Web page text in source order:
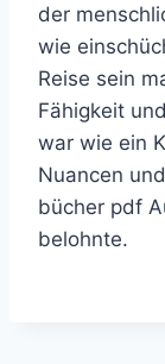
der
wie
Reise sein
Fähigkeit
war wie ein
Nuancen
bücher pdf
belohnte.